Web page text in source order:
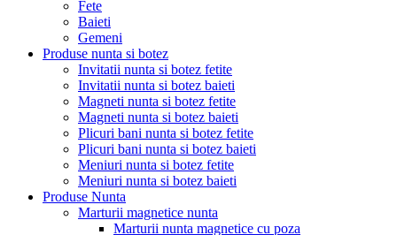
Fete
Baieti
Gemeni
Produse nunta si botez
Invitatii nunta si botez fetite
Invitatii nunta si botez baieti
Magneti nunta si botez fetite
Magneti nunta si botez baieti
Plicuri bani nunta si botez fetite
Plicuri bani nunta si botez baieti
Meniuri nunta si botez fetite
Meniuri nunta si botez baieti
Produse Nunta
Marturii magnetice nunta
Marturii nunta magnetice cu poza